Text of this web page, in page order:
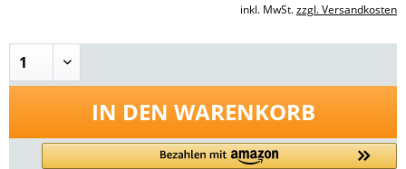
inkl. MwSt.zzgl. Versandkosten
IN DEN WARENKORB